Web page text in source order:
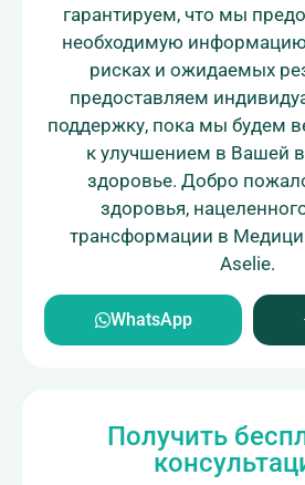
гарантируем, что мы
необходимую информацию
рисках и ожидаемых
предоставляем
поддержку, пока мы будем
к улучшением в Вашей
здоровье. Добро
здоровья,
трансформации в
Aselie.
WhatsApp
Получить